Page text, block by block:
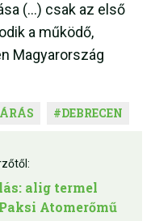
(...) csak az első
a működő,
Magyarország
#DEBRECEN
alig termel
Atomerőmű